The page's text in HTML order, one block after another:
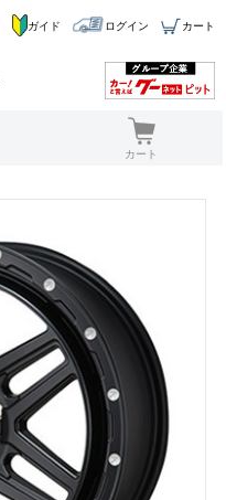
ガイド ログイン カート
カート